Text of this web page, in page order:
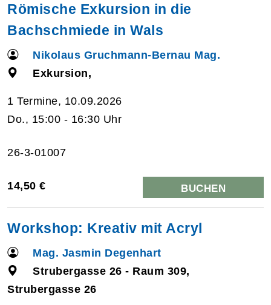
Römische Exkursion in die
Bachschmiede in Wals
Nikolaus Gruchmann-Bernau Mag.
Exkursion,
1 Termine, 10.09.2026
Do., 15:00 - 16:30 Uhr
26-3-01007
14,50 € BUCHEN
Workshop: Kreativ mit Acryl
Mag. Jasmin Degenhart
Strubergasse 26 - Raum 309,
Strubergasse 26